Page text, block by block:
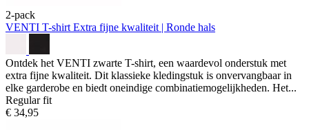
2-pack
VENTI T-shirt Extra fijne kwaliteit | Ronde hals
Ontdek het VENTI zwarte T-shirt, een waardevol onderstuk met
extra fijne kwaliteit. Dit klassieke kledingstuk is onvervangbaar in
elke garderobe en biedt oneindige combinatiemogelijkheden. Het...
Regular fit
€ 34,95